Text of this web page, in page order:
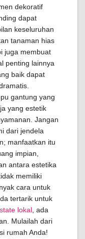
dekoratif
dapat
keseluruhan
tanaman hias
juga membuat
penting lainnya
baik dapat
gantung yang
yang estetik
Jangan
dari jendela
manfaatkan itu
impian,
antara estetika
memiliki
cara untuk
tertarik untuk
lokal , ada
Mulailah dari
rumah Anda!